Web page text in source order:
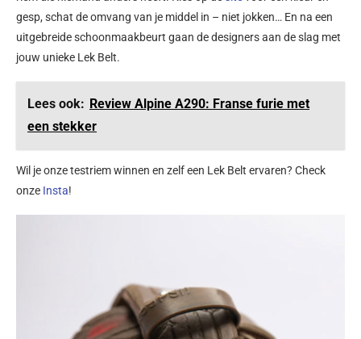
gesp, schat de omvang van je middel in – niet jokken… En na een
uitgebreide schoonmaakbeurt gaan de designers aan de slag met
jouw unieke Lek Belt.
Lees ook: Review Alpine A290: Franse furie met
een stekker
Wil je onze testriem winnen en zelf een Lek Belt ervaren? Check
onze Insta!